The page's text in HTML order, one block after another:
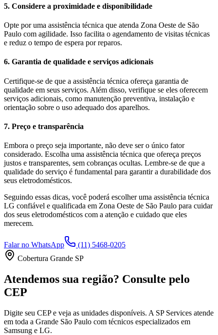
5. Considere a proximidade e disponibilidade
Opte por uma assistência técnica que atenda Zona Oeste de São
Paulo com agilidade. Isso facilita o agendamento de visitas técnicas
e reduz o tempo de espera por reparos.
6. Garantia de qualidade e serviços adicionais
Certifique-se de que a assistência técnica ofereça garantia de
qualidade em seus serviços. Além disso, verifique se eles oferecem
serviços adicionais, como manutenção preventiva, instalação e
orientação sobre o uso adequado dos aparelhos.
7. Preço e transparência
Embora o preço seja importante, não deve ser o único fator
considerado. Escolha uma assistência técnica que ofereça preços
justos e transparentes, sem cobranças ocultas. Lembre-se de que a
qualidade do serviço é fundamental para garantir a durabilidade dos
seus eletrodomésticos.
Seguindo essas dicas, você poderá escolher uma assistência técnica
LG confiável e qualificada em Zona Oeste de São Paulo para cuidar
dos seus eletrodomésticos com a atenção e cuidado que eles
merecem.
Falar no WhatsApp
(11) 5468-0205
Cobertura Grande SP
Atendemos sua região? Consulte pelo
CEP
Digite seu CEP e veja as unidades disponíveis. A SP Services atende
em toda a Grande São Paulo com técnicos especializados em
Samsung e LG.